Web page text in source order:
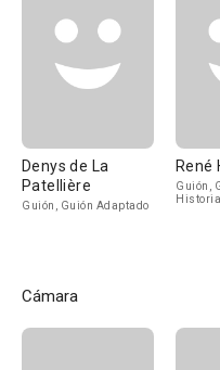
Denys de La
Patellière
Guión, Guión Adaptado
René
Guión,
Historia
Cámara